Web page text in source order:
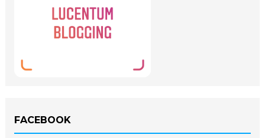
FACEBOOK